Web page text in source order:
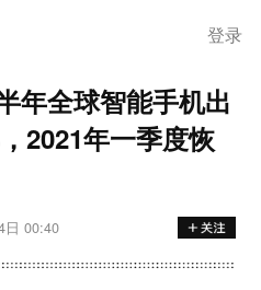
登录
年全球智能手机出
2021年一季度恢
日 00:40